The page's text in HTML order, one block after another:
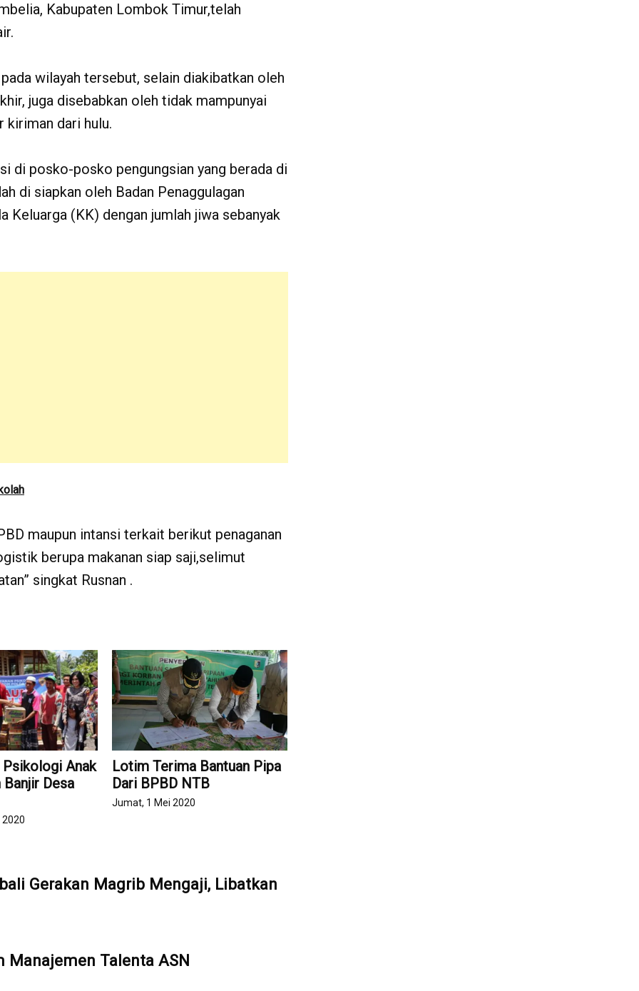
Kabupaten Lombok Timur,telah
wilayah tersebut, selain diakibatkan oleh
juga disebabkan oleh tidak mampunyai
kiriman dari hulu.
di posko-posko pengungsian yang berada di
di siapkan oleh Badan Penaggulagan
Keluarga (KK) dengan jumlah jiwa sebanyak
maupun intansi terkait berikut penaganan
berupa makanan siap saji,selimut
singkat Rusnan .
Anak
Desa
2020
Lotim Terima Bantuan Pipa
Dari BPBD NTB
Jumat, 1 Mei 2020
Gerakan Magrib Mengaji, Libatkan
Manajemen Talenta ASN